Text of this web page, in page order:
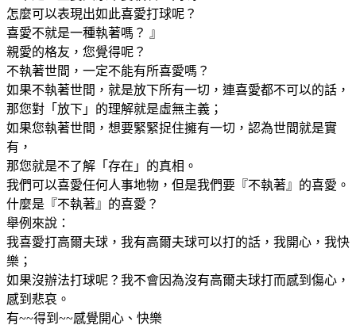
怎麼可以表現出如此喜愛打球呢？
喜愛不就是一種執著嗎？ 』
親愛的格友，您覺得呢？
不執著世間，一定不能有所喜愛嗎？
如果不執著世間，就是放下所有一切，連喜愛都不可以的話，
那您對「放下」的理解就是虛無主義；
如果您執著世間，想要緊緊捉住擁有一切，認為世間就是實
有，
那您就是不了解「存在」的真相。
我們可以喜愛任何人事地物，但是我們要『不執著』的喜愛。
什麼是『不執著』的喜愛？
舉例來說：
我喜愛打高爾夫球，我有高爾夫球可以打的話，我開心，我快
樂；
如果沒辦法打球呢？我不會因為沒有高爾夫球打而感到傷心，
感到悲哀。
有~~得到~~感覺開心、快樂